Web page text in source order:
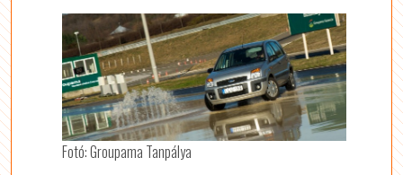
Fotó: Groupama Tanpálya